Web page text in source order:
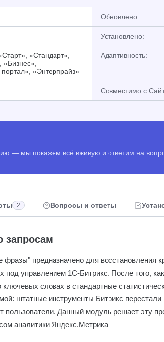
Обновлено:
Установлено:
«Стандарт»,
«Энтерпрайз»
Адаптивность:
Совместимо с
— мы покажем всё вживую и ответим на
2 Вопросы и ответы
запросам
предназначено для восстановления
под управлением 1С-Битрикс. После того,
ключевых словах в стандартные
штатные инструменты Битрикс
пользователи. Данный модуль решает эту
аналитики Яндекс.Метрика.